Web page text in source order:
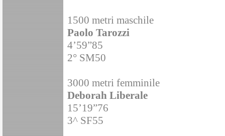
1500 metri maschile
Paolo Tarozzi
4’59”85
2° SM50
3000 metri femminile
Deborah Liberale
15’19”76
3^ SF55